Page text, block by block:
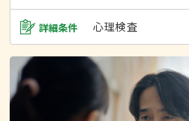
詳細条件 心理検査